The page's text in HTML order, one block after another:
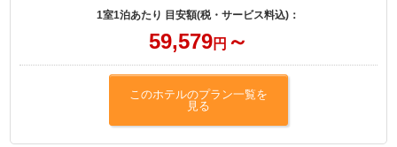
1室1泊あたり 目安額(税・サービス料込)：
59,579円 ～
このホテルのプラン一覧を
見る